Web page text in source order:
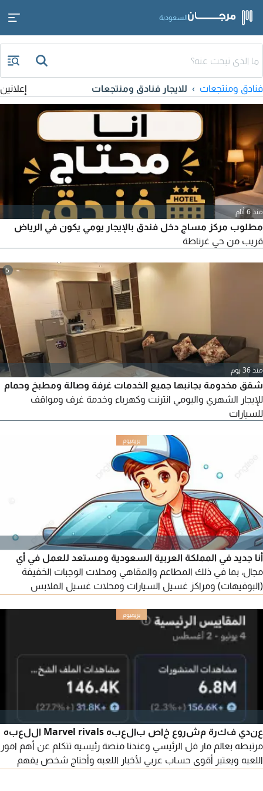
السعودية
فنادق ومنتجعات للايجار فنادق ومنتجعات إعلانين
منذ 6 أيام
مطلوب مركز مساج دخل فندق بالإيجار يومي يكون في الرياض
قريب من حي غرناطة
5
منذ 36 يوم
شقق مخدومة بجانبها جميع الخدمات غرفة وصالة ومطبخ وحمام
للإيجار الشهري واليومي انترنت وكهرباء وخدمة غرف ومواقف
للسيارات
أنا جديد في المملكة العربية السعودية ومستعد للعمل في أي
مجال، بما في ذلك المطاعم والمقاهي ومحلات الوجبات الخفيفة
(البوفيهات) ومراكز غسيل السيارات ومحلات غسيل الملابس
عندي فكرة مشروع خاص بالعبه Marvel rivals اللعبه
مرتبطه بعالم مار فل الرئيسي وعندنا منصة رئيسيه تتكلم عن أهم امور
اللعبه ويعتبر أقوى حساب عربي لأخبار اللعبه وأحتاج شخص يفهم